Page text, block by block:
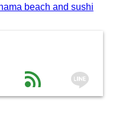
beach and sushi
feed line